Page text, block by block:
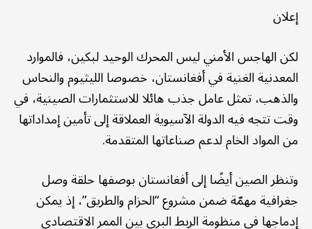
إعلان
لكن الهاجس الأمني ليس المحرك الوحيد لبكين، فالموارد
المعدنية الغنية في أفغانستان، خصوصا الليثيوم والنحاس
والذهب، تمثل عامل جذب هائلا للاستثمارات الصينية، في
وقت تتجه فيه الدولة الآسيوية العملاقة إلى تأمين إمداداتها
من المواد الخام لدعم صناعاتها المتقدمة.
وتنظر الصين أيضًا إلى أفغانستان بوصفها حلقة وصل
جغرافية مهمّة ضمن مشروع “الحزام والطريق”، إذ يمكن
إدماجها في منظومة الربط البري بين الممر الاقتصادي